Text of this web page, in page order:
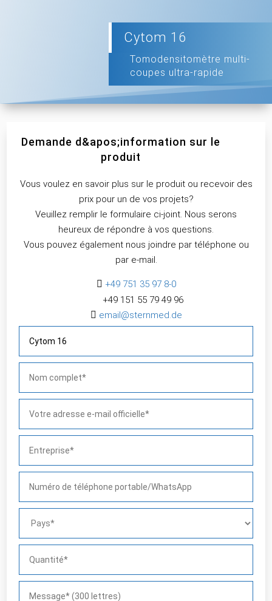
Cytom 16
Tomodensitomètre multi-
coupes ultra-rapide
Demande d&apos;information sur le
produit
Vous voulez en savoir plus sur le produit ou recevoir des
prix pour un de vos projets?
Veuillez remplir le formulaire ci-joint. Nous serons
heureux de répondre à vos questions.
Vous pouvez également nous joindre par téléphone ou
par e-mail.
 +49 751 35 97 8-0
+49 151 55 79 49 96​
 email@sternmed.de